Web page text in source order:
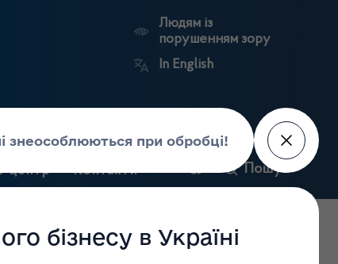
Людям із
порушенням зору
In English
центр Контакти Пошук
Ринковий
Державні
Антикорупційний
портал